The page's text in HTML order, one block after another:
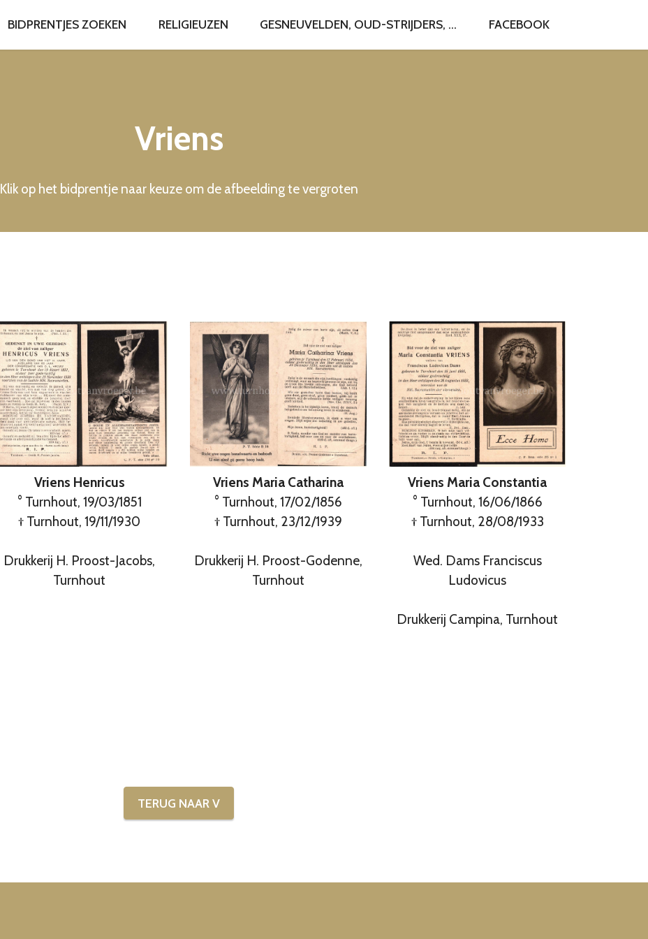
BIDPRENTJES ZOEKEN RELIGIEUZEN GESNEUVELDEN, OUD-STRIJDERS, ... FACEBOOK
Vriens
Klik op het bidprentje naar keuze om de afbeelding te vergroten
Vriens Henricus
° Turnhout, 19/03/1851
† Turnhout, 19/11/1930
Drukkerij H. Proost-Jacobs,
Turnhout
Vriens Maria Catharina
° Turnhout, 17/02/1856
† Turnhout, 23/12/1939
Drukkerij H. Proost-Godenne,
Turnhout
Vriens Maria Constantia
° Turnhout, 16/06/1866
† Turnhout, 28/08/1933
Wed. Dams Franciscus
Ludovicus
Drukkerij Campina, Turnhout
TERUG NAAR V